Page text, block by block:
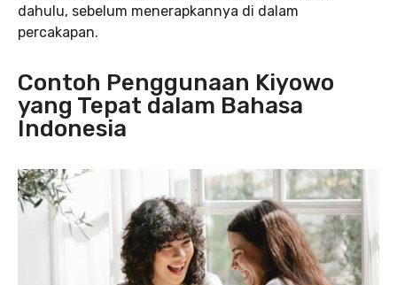
dahulu, sebelum menerapkannya di dalam
percakapan.
Contoh Penggunaan Kiyowo
yang Tepat dalam Bahasa
Indonesia